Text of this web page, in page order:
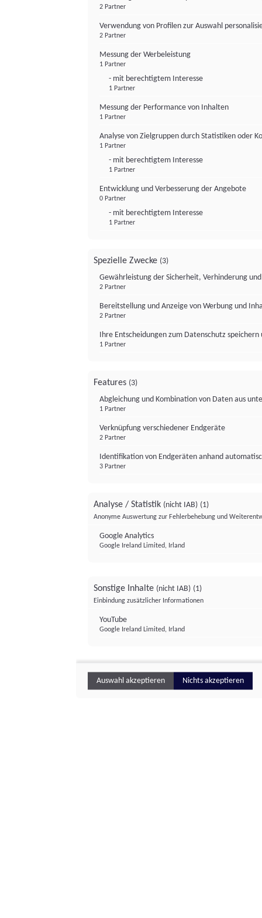
2 Partner
Verwendung von Profilen zur Auswahl
2 Partner
Messung der Werbeleistung
1 Partner
- mit berechtigtem Interesse
1 Partner
Messung der Performance von Inhalten
1 Partner
Analyse von Zielgruppen durch Statistiken oder
1 Partner
- mit berechtigtem Interesse
1 Partner
Entwicklung und Verbesserung der Angebote
0 Partner
- mit berechtigtem Interesse
1 Partner
Spezielle Zwecke (3)
Gewährleistung der Sicherheit, Verhinderung
2 Partner
Bereitstellung und Anzeige von Werbung und
2 Partner
Ihre Entscheidungen zum Datenschutz
1 Partner
Features (3)
Abgleichung und Kombination von Daten aus
1 Partner
Verknüpfung verschiedener Endgeräte
2 Partner
Identifikation von Endgeräten anhand
3 Partner
Analyse / Statistik (nicht IAB) (1)
Anonyme Auswertung zur Fehlerbehebung und
Google Analytics
Google Ireland Limited, Irland
Sonstige Inhalte (nicht IAB) (1)
Einbindung zusätzlicher Informationen
YouTube
Google Ireland Limited, Irland
Auswahl akzeptieren Nichts akzeptieren